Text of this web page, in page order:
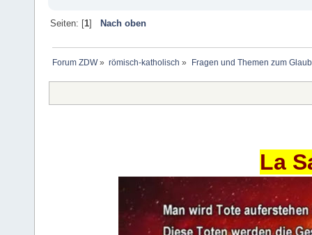
Seiten: [1] Nach oben
Forum ZDW» römisch-katholisch » Fragen und Themen zum
La